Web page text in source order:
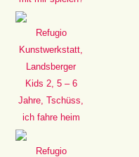
Refugio
Kunstwerkstatt,
Landsberger
Kids 2, 5 – 6
Jahre, Tschüss,
ich fahre heim
Refugio